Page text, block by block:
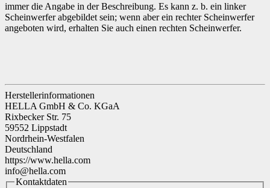
immer die Angabe in der Beschreibung. Es kann z. b. ein linker
Scheinwerfer abgebildet sein; wenn aber ein rechter Scheinwerfer
angeboten wird, erhalten Sie auch einen rechten Scheinwerfer.
Herstellerinformationen
HELLA GmbH & Co. KGaA
Rixbecker Str. 75
59552 Lippstadt
Nordrhein-Westfalen
Deutschland
https://www.hella.com
info@hella.com
Kontaktdaten